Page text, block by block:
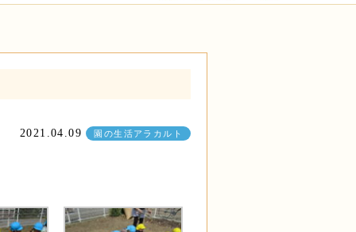
2021.04.09 園の生活アラカルト